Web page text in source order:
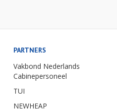
PARTNERS
Vakbond Nederlands
Cabinepersoneel
TUI
NEWHEAP